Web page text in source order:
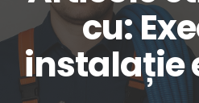
cu:
instalație